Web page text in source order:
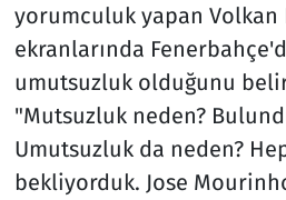
yorumculuk yapan Volkan
ekranlarında
umutsuzluk olduğunu
"Mutsuzluk neden?
Umutsuzluk da neden?
bekliyorduk. Jose